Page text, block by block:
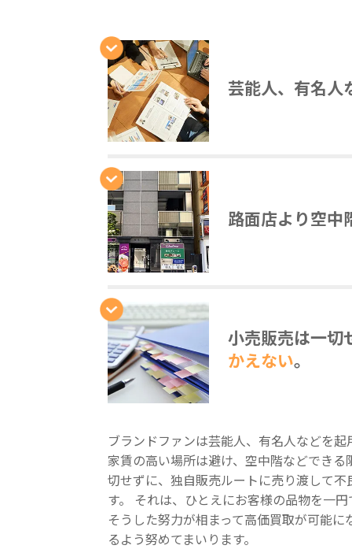
芸能人、有名人
路面店より空中
小売販売は一切
かえない。
ブランドファンは芸能人、有名人などを
家賃の高い場所は避け、空中階などでき
切せずに、独自販売ルートに売り渡して
す。 それは、ひとえにお客様の品物を一
そうした努力が相まって高価買取が可能
るよう努めてまいります。